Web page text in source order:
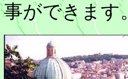
事ができます